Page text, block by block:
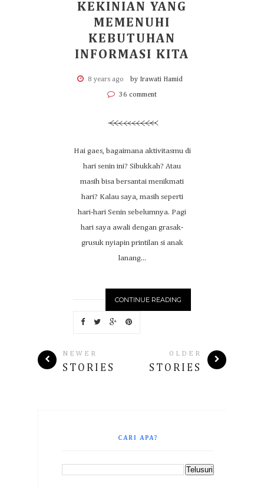
KEKINIAN YANG
MEMENUHI
KEBUTUHAN
INFORMASI KITA
8 years ago by Irawati Hamid
36 comment
Hai gaes, bagaimana aktivitasmu di
hari senin ini? Sibukkah? Atau
masih bisa bersantai menikmati
hari? Kalau saya, masih seperti
hari-hari Senin sebelumnya. Pagi
hari saya awali dengan grasak-
grusuk nyiapin printilan si anak
lanang...
CONTINUE READING
NEWER
STORIES
OLDER
STORIES
CARI APA?